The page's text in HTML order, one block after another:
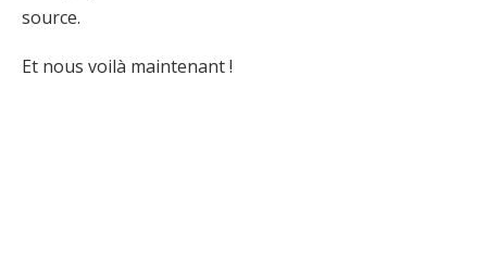
source.
Et nous voilà maintenant !